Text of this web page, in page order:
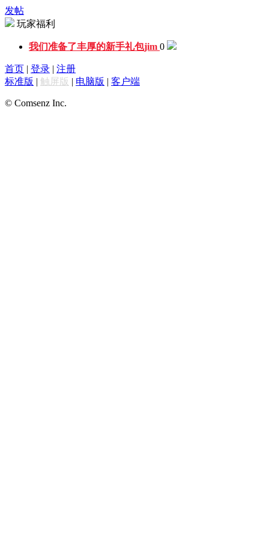
发帖
玩家福利
我们准备了丰厚的新手礼包jim 0
首页 | 登录 | 注册
标准版 | 触屏版 | 电脑版 | 客户端
© Comsenz Inc.